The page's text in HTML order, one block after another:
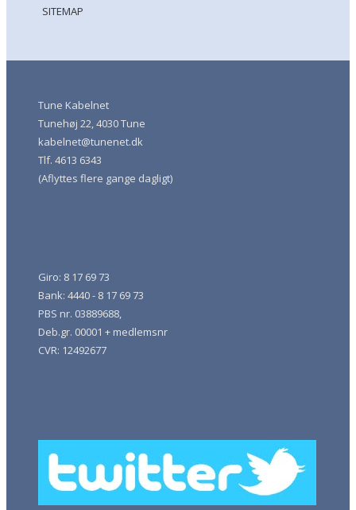
SITEMAP
Tune Kabelnet
Tunehøj 22, 4030 Tune
kabelnet@tunenet.dk
Tlf. 4613 6343
(Aflyttes flere gange dagligt)
Giro: 8 17 69 73
Bank: 4440 - 8 17 69 73
PBS nr. 03889688,
Deb.gr. 00001 + medlemsnr
CVR: 12492677